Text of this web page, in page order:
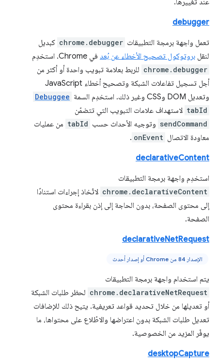
عند تغييرها.
debugger
تعمل واجهة برمجة التطبيقات chrome.debugger كبديل
لنقل بروتوكول تصحيح الأخطاء عن بُعد في Chrome. استخدِم
chrome.debugger للربط بعلامة تبويب واحدة أو أكثر من
أجل تسجيل تفاعلات الشبكة وتصحيح أخطاء JavaScript
وتعديل DOM وCSS وغير ذلك. استخدِم السمة
Debuggee
tabId لاستهداف علامات التبويب التي تتضمّن
sendCommand وتوجيه الأحداث حسب tabId من عمليات
معاودة الاتصال onEvent
.
declarativeContent
استخدِم واجهة برمجة التطبيقات
chrome.declarativeContent لاتّخاذ إجراءات استنادًا
إلى محتوى الصفحة، بدون الحاجة إلى إذن بقراءة محتوى
الصفحة.
declarativeNetRequest
الإصدار 84 من Chrome أو إصدار أحدث
يتم استخدام واجهة برمجة التطبيقات
chrome.declarativeNetRequest لحظر طلبات الشبكة
أو تعديلها من خلال تحديد قواعد تعريفية. يتيح ذلك للإضافات
تعديل طلبات الشبكة بدون اعتراضها والاطّلاع على محتواها، ما
يوفّر المزيد من الخصوصية.
desktopCapture